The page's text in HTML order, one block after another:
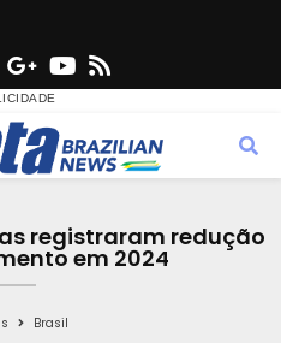
G
o
o
g
e
Y
u
t
b
s
registraram redução
em 2024
Brasil